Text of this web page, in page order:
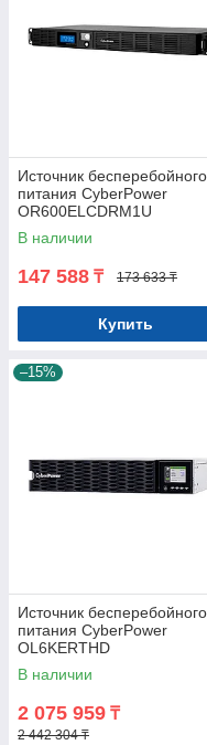
Источник бесперебойного
питания CyberPower
OR600ELCDRM1U
В наличии
147 588 ₸ 173 633 ₸
Купить
–15%
Источник бесперебойного
питания CyberPower
OL6KERTHD
В наличии
2 075 959 ₸
2 442 304 ₸